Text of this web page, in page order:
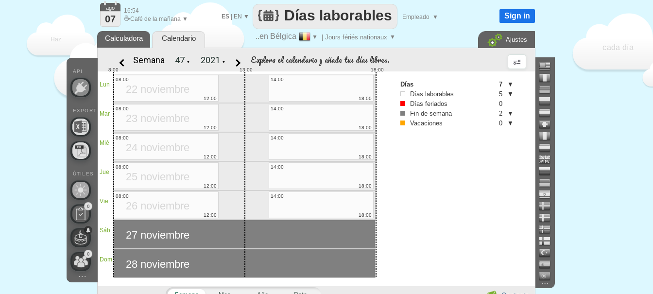
Haz
que
cada día
..en Bélgica ▼ | Jours fériés nationaux ▼
Días laborables
ES| EN ▼ Empleado ▼
API
EXPORT
ÚTILES
0
0
...
ago
07
16:54
☕Café de la mañana ▼ Sign in
Calculadora Calendario Ajustes
...
Semana ▼ ▼ Explora el calendario y añade tus días libres.
Lun
Mar
Mié
Jue
Vie
Sáb
Dom
13:00
8:00 18:00
22 noviembre
08:00
12:00
14:00
18:00
23 noviembre
08:00
12:00
14:00
18:00
24 noviembre
08:00
12:00
14:00
18:00
25 noviembre
08:00
12:00
14:00
18:00
26 noviembre
08:00
12:00
14:00
18:00
27 noviembre
28 noviembre
Días 7
▼
Días laborables
5
▼
Días feriados
0
Fin de semana
2
▼
Vacaciones
0 ▼